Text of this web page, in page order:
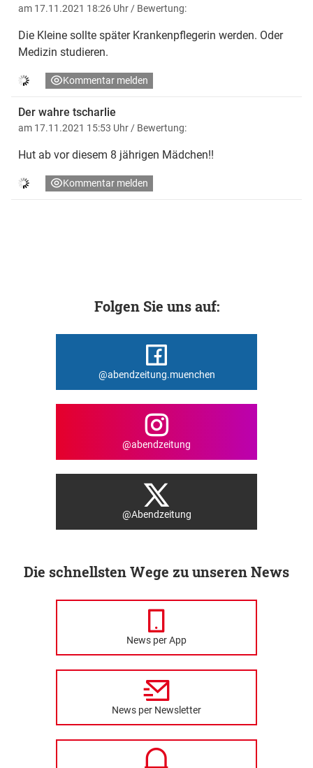
am 17.11.2021 18:26 Uhr / Bewertung:
Die Kleine sollte später Krankenpflegerin werden. Oder
Medizin studieren.
Kommentar melden
Der wahre tscharlie
am 17.11.2021 15:53 Uhr / Bewertung:
Hut ab vor diesem 8 jährigen Mädchen!!
Kommentar melden
Folgen Sie uns auf:
@abendzeitung.muenchen
@abendzeitung
@Abendzeitung
Die schnellsten Wege zu unseren News
News per App
News per Newsletter